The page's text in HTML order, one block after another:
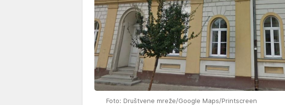
Foto: Društvene mreže/Google Maps/Printscreen